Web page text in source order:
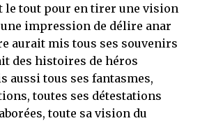
le tout pour en tirer une vision
une impression de délire anar
aurait mis tous ses souvenirs
des histoires de héros
aussi tous ses fantasmes,
toutes ses détestations
toute sa vision du